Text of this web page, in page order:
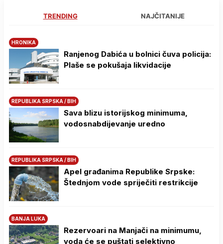
TRENDING NAJČITANIJE
HRONIKA
Ranjenog Dabića u bolnici čuva policija:
Plaše se pokušaja likvidacije
REPUBLIKA SRPSKA / BIH
Sava blizu istorijskog minimuma,
vodosnabdijevanje uredno
REPUBLIKA SRPSKA / BIH
Apel građanima Republike Srpske:
Štednjom vode spriječiti restrikcije
BANJA LUKA
Rezervoari na Manjači na minimumu,
voda će se puštati selektivno